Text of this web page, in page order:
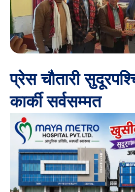
प्रेस चौतारी
कार्की सर्वसम्मत